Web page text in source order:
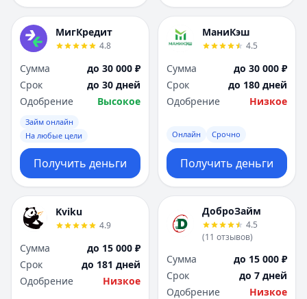
МигКредит
4.8
Сумма
до 30 000 ₽
Срок
до 30 дней
Одобрение
Высокое
Займ онлайн
На любые цели
Получить деньги
МаниКэш
4.5
Сумма
до 30 000 ₽
Срок
до 180 дней
Одобрение
Низкое
Онлайн Срочно
Получить деньги
Kviku
4.9
Сумма
до 15 000 ₽
Срок
до 181 дней
Одобрение
Низкое
ДоброЗайм
4.5
(11 отзывов)
Сумма
до 15 000 ₽
Срок
до 7 дней
Одобрение
Низкое